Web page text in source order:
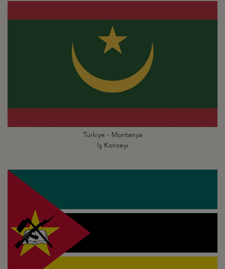
Türkiye - Moritanya
İş Konseyi